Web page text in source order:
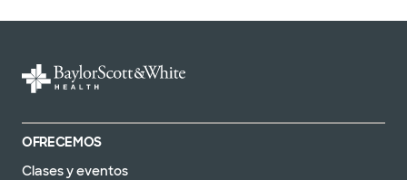
OFRECEMOS
Clases y eventos